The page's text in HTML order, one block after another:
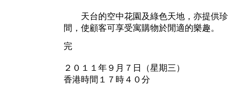
天台的空中花園及綠色天地，亦提供珍
間，使顧客可享受寓購物於閒適的樂趣。
完
２０１１年９月７日（星期三）
香港時間１７時４０分